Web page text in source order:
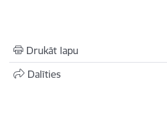
Drukāt lapu
Dalīties